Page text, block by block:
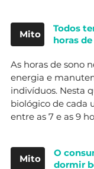
Mito
Todos
horas
As horas de sono
energia e
indivíduos. Nesta
biológico de cada
entre as 7 e as 9
Mito
O
dormir